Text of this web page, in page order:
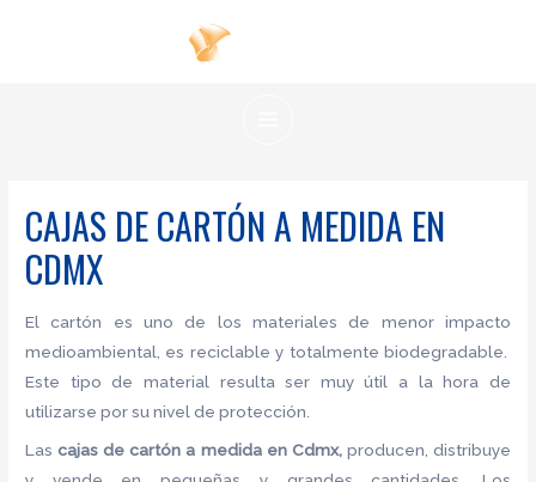
CAJAS DE CARTÓN A MEDIDA EN
CDMX
El cartón es uno de los materiales de menor impacto
medioambiental, es reciclable y totalmente biodegradable.
Este tipo de material resulta ser muy útil a la hora de
utilizarse por su nivel de protección.
Lascajas de cartón a medida en Cdmx,producen, distribuye